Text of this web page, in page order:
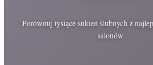
Porównuj tysiące sukien ślubnych z
salonów